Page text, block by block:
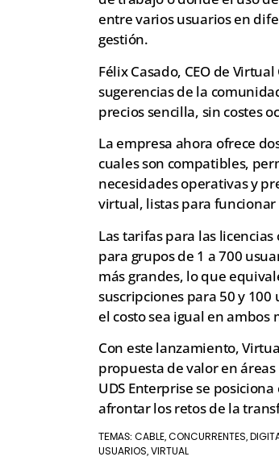
entre varios usuarios en
gestión.
Félix Casado, CEO de
sugerencias de la
precios sencilla, sin costes
La empresa ahora ofrece
cuales son compatibles,
necesidades operativas y
virtual, listas para
Las tarifas para las
para grupos de 1 a 700
más grandes, lo que
suscripciones para 50 y
el costo sea igual en ambos
Con este lanzamiento,
propuesta de valor en
UDS Enterprise se
afrontar los retos de la
TEMAS: CABLE, CONCURRENTES,
USUARIOS, VIRTUAL